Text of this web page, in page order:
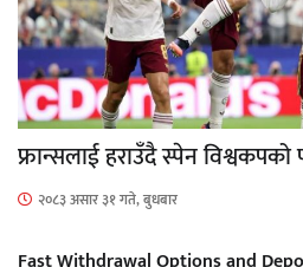
फ्रान्सलाई हराउँदै स्पेन
२०८३ असार ३१ गते, बुधबार